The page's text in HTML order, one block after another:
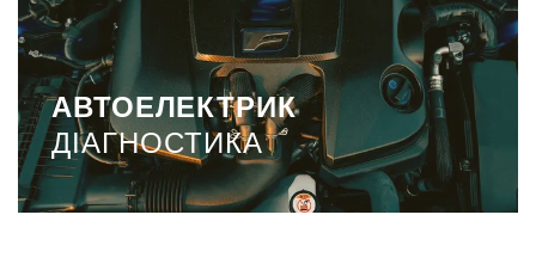
АВТОЕЛЕКТРИК
ДІАГНОСТИКА
Усі неодноразово стикалися із ситуацією, коли
потрібний ремонт електрики чи проводки. При
виявленні незначної несправності потрібно негайно
звернутися до автоелектрика.
ДЕТАЛЬНІШЕ